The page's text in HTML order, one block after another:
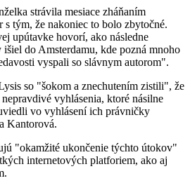
strávila mesiace zháňaním
tým, že nakoniec to bolo zbytočné.
upútavke hovorí, ako následne
do Amsterdamu, kde pozná mnoho
vyspali so slávnym autorom".
so "šokom a znechutením zistili", že
vyhlásenia, ktoré násilne
vo vyhlásení ich právničky
Kantorová.
"okamžité ukončenie týchto útokov"
internetových platforiem, ako aj